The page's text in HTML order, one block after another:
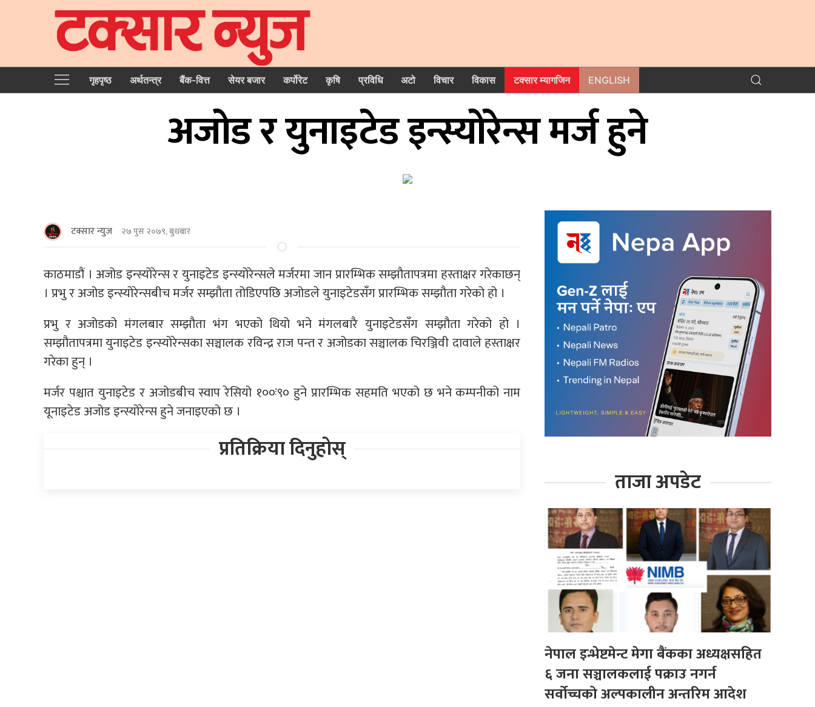
गृहपृष्‍ठ अर्थतन्त्र बैंक-वित्त सेयर बजार कर्पोरेट कृषि प्रविधि अटो विचार विकास टक्सार म्यागजिन ENGLISH
अजोड र युनाइटेड इन्स्योरेन्स मर्ज हुने
टक्सार न्युज २७ पुस २०७९, बुधबार
काठमाडौं । अजोड इन्स्योरेन्स र युनाइटेड इन्स्योरेन्सले मर्जरमा जान प्रारम्भिक सम्झौतापत्रमा हस्ताक्षर गरेकाछन्
। प्रभु र अजोड इन्स्योरेन्सबीच मर्जर सम्झौता तोडिएपछि अजोडले युनाइटेडसँग प्रारम्भिक सम्झौता गरेको हो ।
प्रभु र अजोडको मंगलबार सम्झौता भंग भएको थियो भने मंगलबारै युनाइटेडसँग सम्झौता गरेको हो ।
सम्झौतापत्रमा युनाइटेड इन्स्योरेन्सका सञ्चालक रविन्द्र राज पन्त र अजोडका सञ्चालक चिरञ्जिवी दावाले हस्ताक्षर
गरेका हुन् ।
मर्जर पश्चात युनाइटेड र अजोडबीच स्वाप रेसियो १००ः९० हुने प्रारम्भिक सहमति भएको छ भने कम्पनीको नाम
यूनाइटेड अजोड इन्स्योरेन्स हुने जनाइएको छ ।
प्रतिक्रिया दिनुहोस्
ताजा अपडेट
नेपाल इन्भेष्टमेन्ट मेगा बैंकका अध्यक्षसहित
६ जना सञ्चालकलाई पक्राउ नगर्न
सर्वोच्चको अल्पकालीन अन्तरिम आदेश